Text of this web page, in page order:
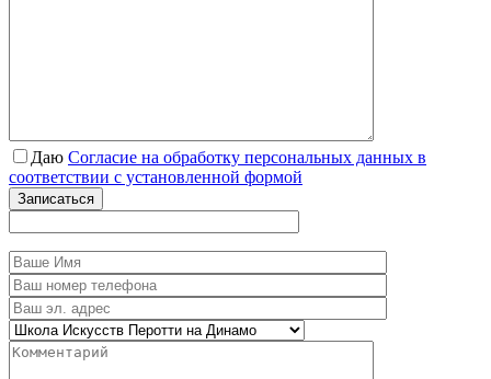
Даю Согласие на обработку персональных данных в
соответствии с установленной формой
Записаться